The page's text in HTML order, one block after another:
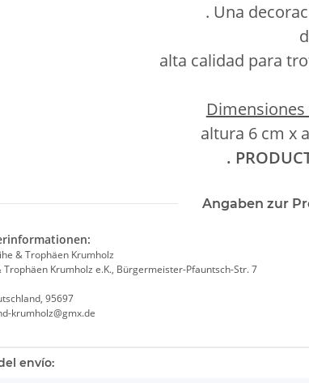
. Una
alta calidad para
altura 6 cm x
.
Angaben zur
& Trophäen Krumholz
Trophäen Krumholz e.K., Bürgermeister-Pfauntsch-Str. 7
95697
krumholz@gmx.de
del producto
envío: